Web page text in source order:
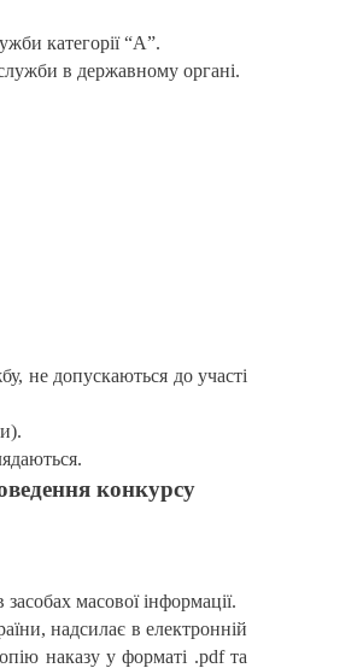
категорії “А”.
в державному органі.
не допускаються до участі
конкурсу
масової інформації.
надсилає в електронній
наказу у форматі .pdf та